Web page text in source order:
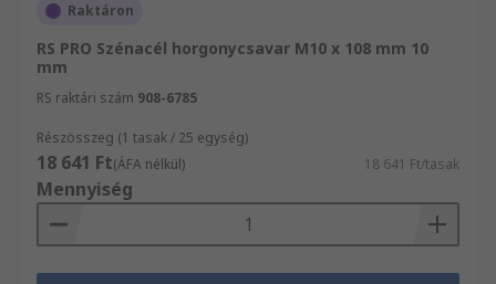
Raktáron
RS PRO Szénacél horgonycsavar M10 x 108 mm 10
mm
RS raktári szám 908-6785
Részösszeg (1 tasak / 25 egység)
18 641 Ft(ÁFA nélkül) 18 641 Ft/tasak
Mennyiség